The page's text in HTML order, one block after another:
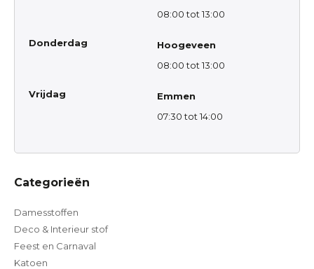
08:00 tot 13:00
Donderdag
Hoogeveen
08:00 tot 13:00
Vrijdag
Emmen
07:30 tot 14:00
Categorieën
Damesstoffen
Deco & Interieur stof
Feest en Carnaval
Katoen